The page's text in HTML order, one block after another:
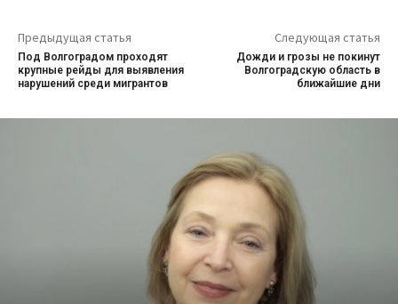
Предыдущая статья
Под Волгоградом проходят
крупные рейды для выявления
нарушений среди мигрантов
Следующая статья
Дожди и грозы не покинут
Волгоградскую область в
ближайшие дни